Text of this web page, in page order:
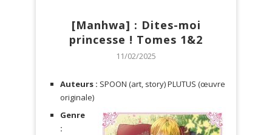
[Manhwa] : Dites-moi
princesse ! Tomes 1&2
11/02/2025
Auteurs : SPOON (art, story) PLUTUS (œuvre
originale)
Genre
: